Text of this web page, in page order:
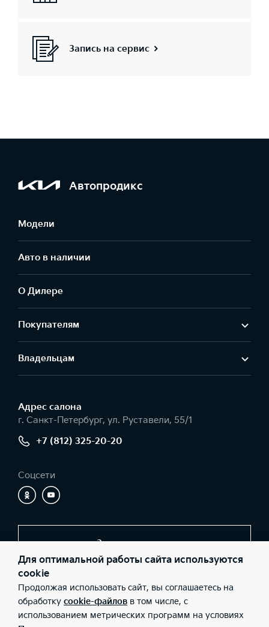
Запись на сервис
Автопродикс
Модели
Авто в наличии
О Дилере
Покупателям
Владельцам
Адрес салонa
г. Санкт-Петербург, ул. Руставели, 55/1
+7 (812) 325-20-20
Соцсети
Заказать звонок
© 2026 Юридические лица ООО «МАНКОМ-АВТО» (Фактический
адрес: г. Санкт-Петербург, ул. Руставели, 55/1; Телефон: +7 (812)
325-20-20; ИНН: 7804605658; ОГРН: 1177847290917), ООО «Киа
Россия и СНГ» (Фактический адрес: г.Москва, Валовая 26;
Для оптимальной работы сайта используются
cookie
Продолжая использовать сайт, вы соглашаетесь на
обработку cookie-файлов в том числе, с
использованием метрических программ на условиях